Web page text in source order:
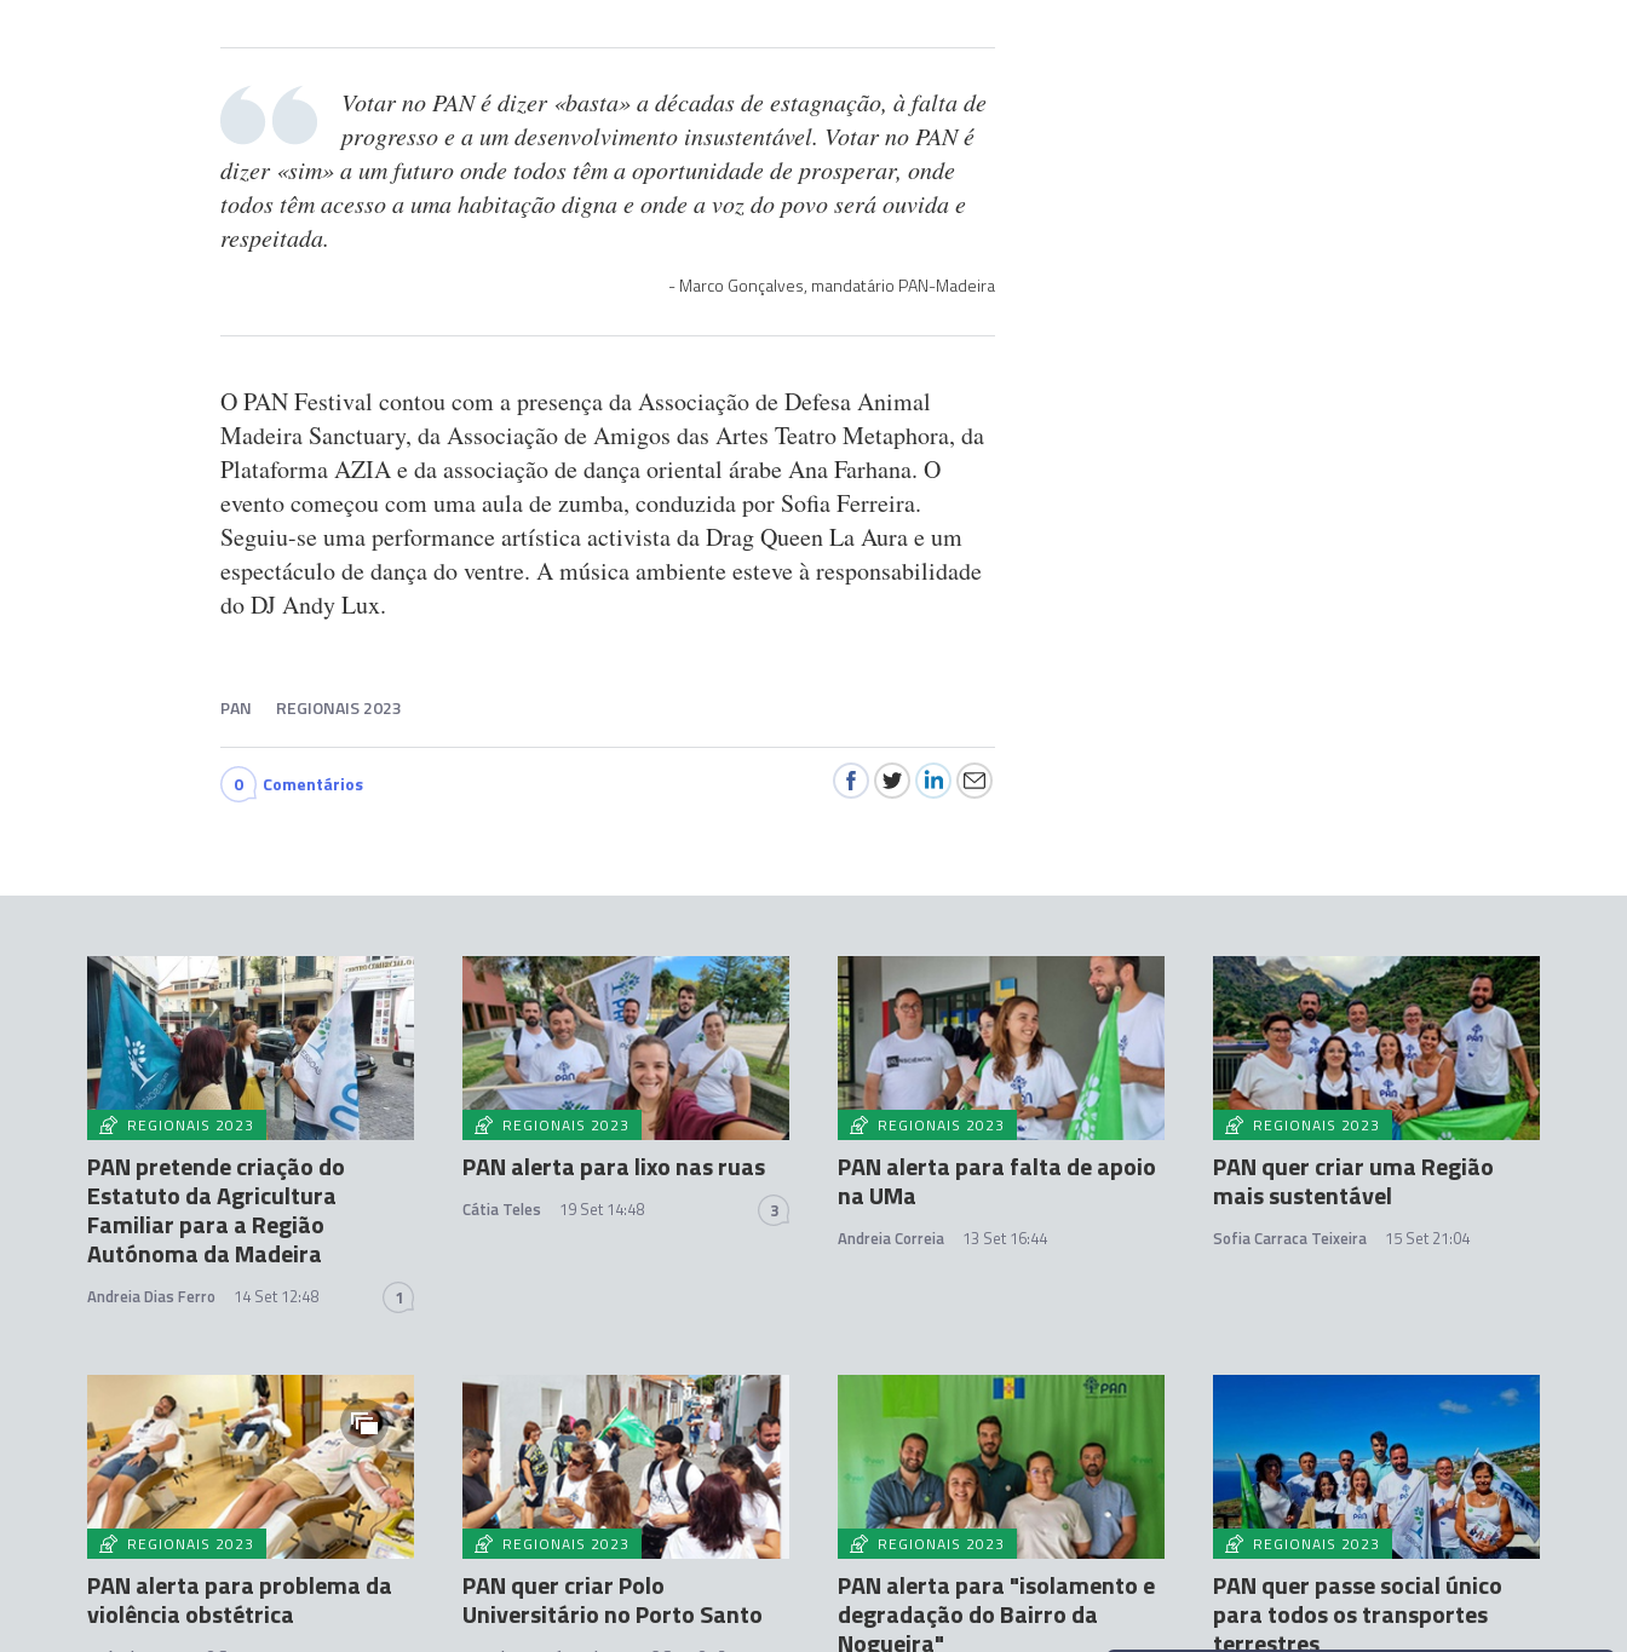
Votar no PAN é dizer «basta» a décadas de estagnação, à falta de
progresso e a um desenvolvimento insustentável. Votar no PAN é
dizer «sim» a um futuro onde todos têm a oportunidade de prosperar, onde
todos têm acesso a uma habitação digna e onde a voz do povo será ouvida e
respeitada.
Marco Gonçalves, mandatário PAN-Madeira
O PAN Festival contou com a presença da Associação de Defesa Animal
Madeira Sanctuary, da Associação de Amigos das Artes Teatro Metaphora, da
Plataforma AZIA e da associação de dança oriental árabe Ana Farhana. O
evento começou com uma aula de zumba, conduzida por Sofia Ferreira.
Seguiu-se uma performance artística activista da Drag Queen La Aura e um
espectáculo de dança do ventre. A música ambiente esteve à responsabilidade
do DJ Andy Lux.
PAN REGIONAIS 2023
0 Comentários
REGIONAIS 2023
PAN pretende criação do
Estatuto da Agricultura
Familiar para a Região
Autónoma da Madeira
Andreia Dias Ferro 14 Set 12:48 1
REGIONAIS 2023
PAN alerta para lixo nas ruas
Cátia Teles 19 Set 14:48 3
REGIONAIS 2023
PAN alerta para falta de apoio
na UMa
Andreia Correia 13 Set 16:44
REGIONAIS 2023
PAN quer criar uma Região
mais sustentável
Sofia Carraca Teixeira 15 Set 21:04
REGIONAIS 2023
PAN alerta para problema da
violência obstétrica
REGIONAIS 2023
PAN quer criar Polo
Universitário no Porto Santo
REGIONAIS 2023
PAN alerta para "isolamento e
degradação do Bairro da
Nogueira"
REGIONAIS 2023
PAN quer passe social único
para todos os transportes
terrestres